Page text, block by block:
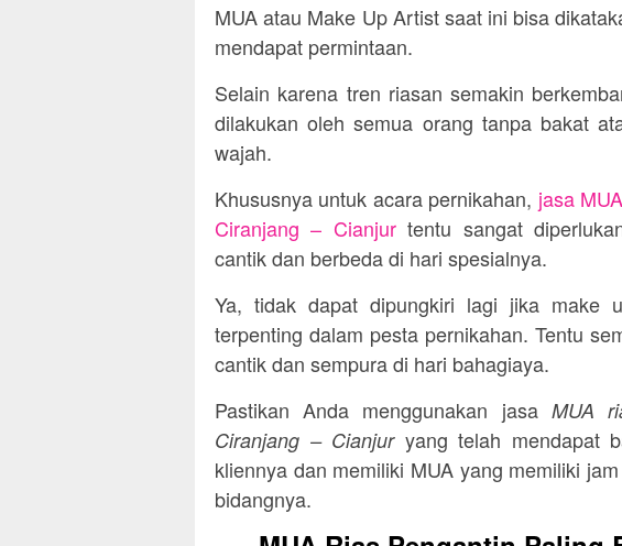
MUA atau Make Up Artist saat ini bisa
mendapat permintaan.
Selain karena tren riasan semakin
dilakukan oleh semua orang tanpa bakat
wajah.
Khususnya untuk acara pernikahan, jasa
Ciranjang – Cianjurtentu sangat
cantik dan berbeda di hari spesialnya.
Ya, tidak dapat dipungkiri lagi jika make
terpenting dalam pesta pernikahan. Tentu
cantik dan sempura di hari bahagiaya.
Pastikan Anda menggunakan jasa MUA
Ciranjang – Cianjuryang telah mendapat
kliennya dan memiliki MUA yang memiliki
bidangnya.